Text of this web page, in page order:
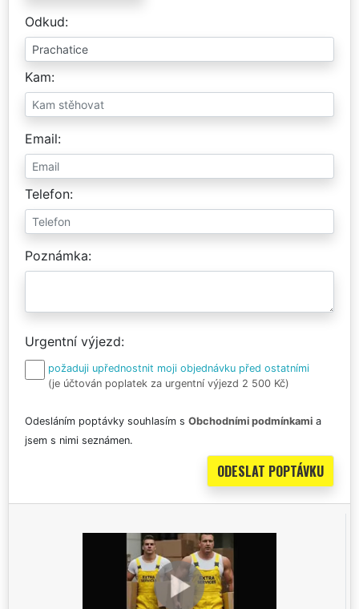
Odkud
Kam
Email
Telefon
Poznámka
Urgentní výjezd
požaduji upřednostnit moji objednávku před ostatními
(je účtován poplatek za urgentní výjezd 2 500 Kč)
Odesláním poptávky souhlasím s Obchodními podmínkami a
jsem s nimi seznámen.